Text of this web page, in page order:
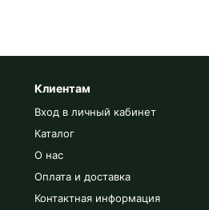
Клиентам
Вход в личный кабинет
Каталог
О нас
Оплата и доставка
Контактная информация